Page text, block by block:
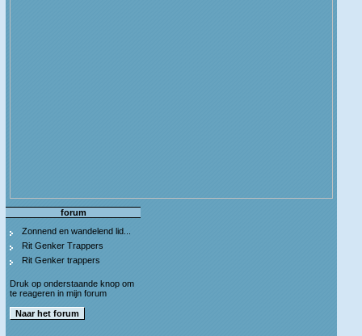
forum
Zonnend en wandelend lid...
Rit Genker Trappers
Rit Genker trappers
Druk op onderstaande knop om
te reageren in mijn forum